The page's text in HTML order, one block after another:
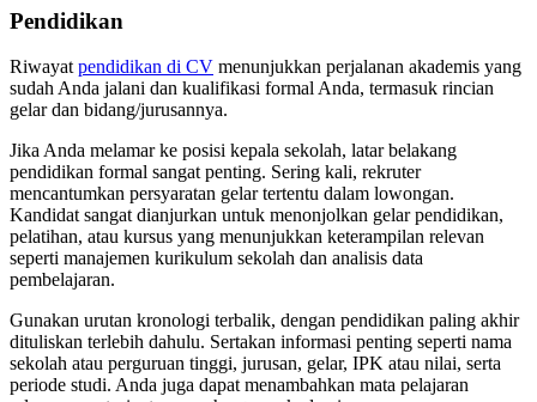
Pendidikan
Riwayat pendidikan di CV menunjukkan perjalanan akademis yang
sudah Anda jalani dan kualifikasi formal Anda, termasuk rincian
gelar dan bidang/jurusannya.
Jika Anda melamar ke posisi kepala sekolah, latar belakang
pendidikan formal sangat penting. Sering kali, rekruter
mencantumkan persyaratan gelar tertentu dalam lowongan.
Kandidat sangat dianjurkan untuk menonjolkan gelar pendidikan,
pelatihan, atau kursus yang menunjukkan keterampilan relevan
seperti manajemen kurikulum sekolah dan analisis data
pembelajaran.
Gunakan urutan kronologi terbalik, dengan pendidikan paling akhir
dituliskan terlebih dahulu. Sertakan informasi penting seperti nama
sekolah atau perguruan tinggi, jurusan, gelar, IPK atau nilai, serta
periode studi. Anda juga dapat menambahkan mata pelajaran